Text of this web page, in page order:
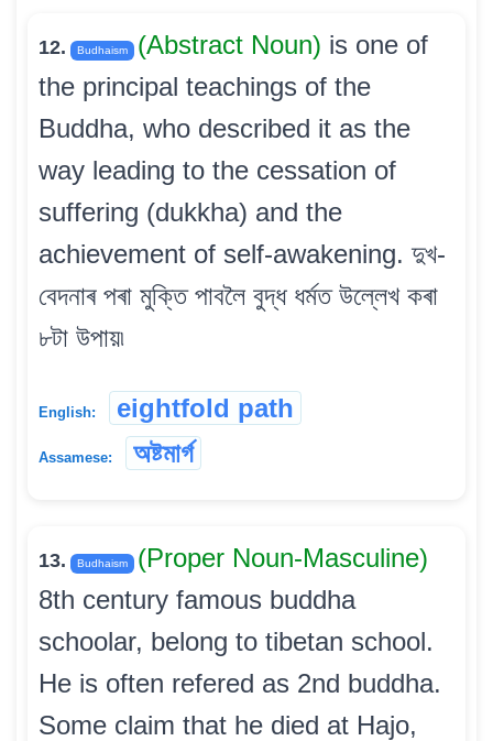
12. Budhaism (Abstract Noun) is one of
the principal teachings of the
Buddha, who described it as the
way leading to the cessation of
suffering (dukkha) and the
achievement of self-awakening. দুখ-
বেদনাৰ পৰা মুক্তি পাবলৈ বুদ্ধ ধৰ্মত উল্লেখ কৰা
৮টা উপায়৷
English: eightfold path
Assamese: অষ্টমাৰ্গ
13. Budhaism
(Proper Noun-Masculine)
8th century famous buddha
schoolar, belong to tibetan school.
He is often refered as 2nd buddha.
Some claim that he died at Hajo,